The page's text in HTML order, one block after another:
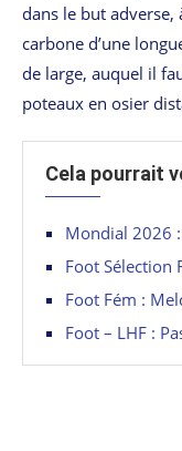
dans le but adverse,
carbone d’une
de large, auquel il
poteaux en osier
Cela pourrait
Mondial 2026
Foot Sélection
Foot Fém :
Foot – LHF :